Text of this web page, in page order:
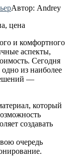
Автор: Andrey
цена
и комфортного
аспекты,
Сегодня
из наиболее
—
который
создавать
очередь